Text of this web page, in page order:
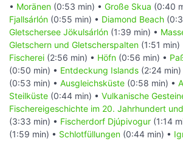
• Moränen (0:53 min) • Große Skua (0:40
Fjallsárlón (0:55 min) • Diamond Beach
Gletschersee Jökulsárlón (1:39 min) •
Gletschern und Gletscherspalten (1:51 min)
Fischerei (2:56 min) • Höfn (0:56 min) •
(0:50 min) • Entdeckung Islands (2:24 min)
(0:53 min) • Ausgleichsküste (0:58 min) •
Steilküste (0:44 min) • Vulkanische
Fischereigeschichte im 20. Jahrhundert
(3:33 min) • Fischerdorf Djúpivogur (1:14
(1:59 min) • Schlotfüllungen (0:44 min) •